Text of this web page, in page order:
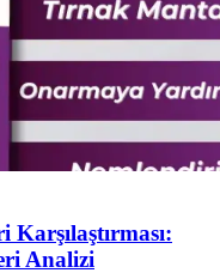
Analizi